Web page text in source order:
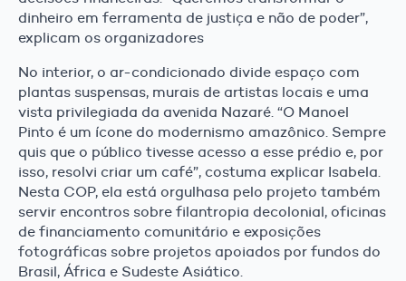
dinheiro em ferramenta de justiça e não de poder”,
explicam os organizadores
No interior, o ar-condicionado divide espaço com
plantas suspensas, murais de artistas locais e uma
vista privilegiada da avenida Nazaré. “O Manoel
Pinto é um ícone do modernismo amazônico. Sempre
quis que o público tivesse acesso a esse prédio e, por
isso, resolvi criar um café”, costuma explicar Isabela.
Nesta COP, ela está orgulhasa pelo projeto também
servir encontros sobre filantropia decolonial, oficinas
de financiamento comunitário e exposições
fotográficas sobre projetos apoiados por fundos do
Brasil, África e Sudeste Asiático.